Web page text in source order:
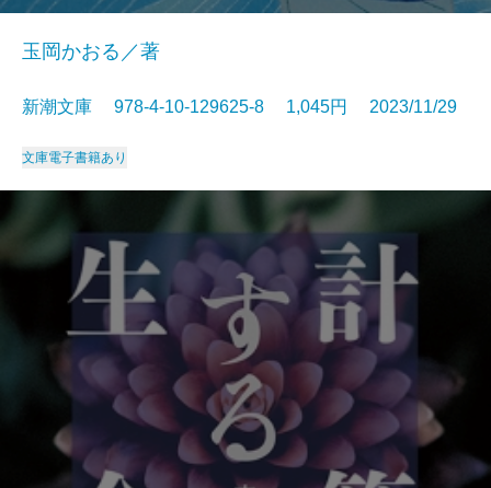
玉岡かおる／著
新潮文庫 978-4-10-129625-8 1,045円 2023/11/29
文庫電子書籍あり